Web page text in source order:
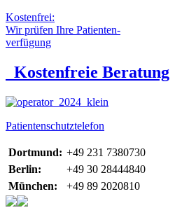
Kostenfrei:
Wir prüfen Ihre Patienten-
verfügung
Kostenfreie Beratung
Patientenschutztelefon
Dortmund: +49 231 7380730
Berlin:
+49 30 28444840
München:
+49 89 2020810